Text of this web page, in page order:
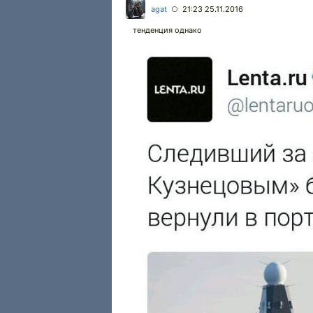
agat ○ 21:23 25.11.2016
тенденция однако